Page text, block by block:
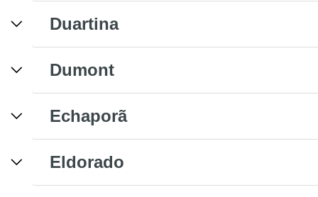
Duartina
Dumont
Echaporã
Eldorado